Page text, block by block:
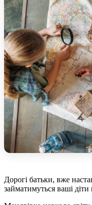
Дорогі батьки, вже
займатимуться ваші діти